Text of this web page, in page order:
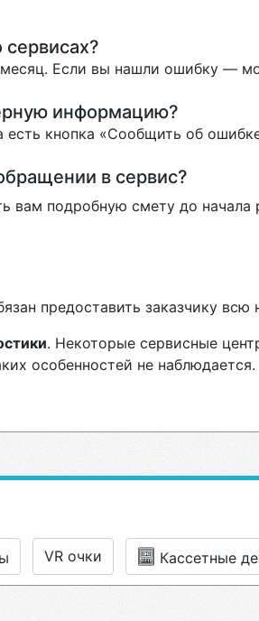
Если вы нашли ошибку —
информацию?
есть кнопка «Сообщить об
в сервис?
вам подробную смету до
предоставить заказчику
. Некоторые сервисные
особенностей не наблюдается.
VR очки Кассетные